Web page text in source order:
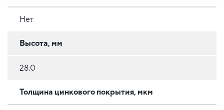
Нет
Высота, мм
28.0
Толщина цинкового покрытия, мкм